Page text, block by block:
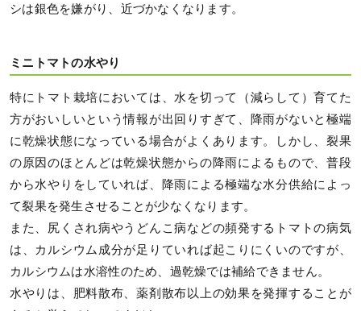
シは銀色を嫌がり、近づかなくなります。
ミニトマトの水やり
特にトマト栽培においては、水を切って（減らして）育てた
方がおいしいという情報が出回りすぎて、降雨がないと極端
に乾燥状態になっている場合がよくあります。しかし、裂果
の原因のほとんどは乾燥状態からの降雨によるもので、普段
から水やりをしていれば、降雨による極端な水分供給によっ
て裂果を発生させることが少なくなります。
また、尻くされ病やうどんこ病などの頻発するトマトの病気
は、カルシウム成分が足りていれば起こりにくいのですが、
カルシウムは水溶性のため、過乾燥では補給できません。
水やりは、肥料散布、薬剤散布以上の効果を発揮することが